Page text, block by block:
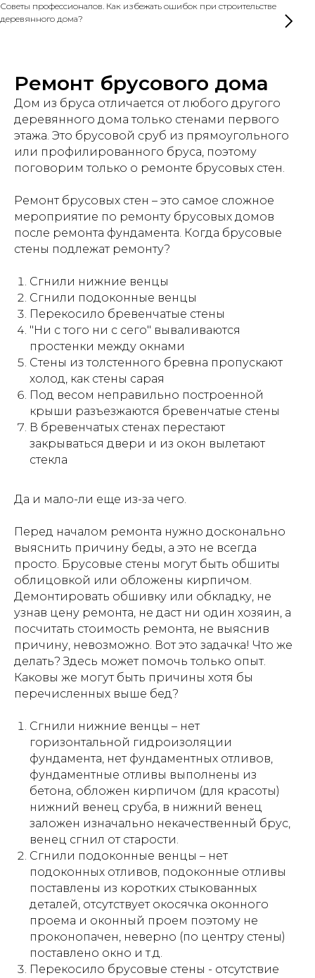
Советы профессионалов. Как избежать ошибок при строительстве
деревянного дома?
Ремонт брусового дома
Дом из бруса отличается от любого другого
деревянного дома только стенами первого
этажа. Это брусовой сруб из прямоугольного
или профилированного бруса, поэтому
поговорим только о ремонте брусовых стен.
Ремонт брусовых стен – это самое сложное
мероприятие по ремонту брусовых домов
после ремонта фундамента. Когда брусовые
стены подлежат ремонту?
Сгнили нижние венцы
Сгнили подоконные венцы
Перекосило бревенчатые стены
"Ни с того ни с сего" вываливаются
простенки между окнами
Стены из толстенного бревна пропускают
холод, как стены сарая
Под весом неправильно построенной
крыши разъезжаются бревенчатые стены
В бревенчатых стенах перестают
закрываться двери и из окон вылетают
стекла
Да и мало-ли еще из-за чего.
Перед началом ремонта нужно досконально
выяснить причину беды, а это не всегда
просто. Брусовые стены могут быть обшиты
облицовкой или обложены кирпичом.
Демонтировать обшивку или обкладку, не
узнав цену ремонта, не даст ни один хозяин, а
посчитать стоимость ремонта, не выяснив
причину, невозможно. Вот это задачка! Что же
делать? Здесь может помочь только опыт.
Каковы же могут быть причины хотя бы
перечисленных выше бед?
Сгнили нижние венцы – нет
горизонтальной гидроизоляции
фундамента, нет фундаментных отливов,
фундаментные отливы выполнены из
бетона, обложен кирпичом (для красоты)
нижний венец сруба, в нижний венец
заложен изначально некачественный брус,
венец сгнил от старости.
Сгнили подоконные венцы – нет
подоконных отливов, подоконные отливы
поставлены из коротких стыкованных
деталей, отсутствует окосячка оконного
проема и оконный проем поэтому не
проконопачен, неверно (по центру стены)
поставлено окно и т.д.
Перекосило брусовые стены - отсутствие